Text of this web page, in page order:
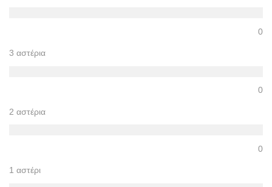
0
3 αστέρια
0
2 αστέρια
0
1 αστέρι